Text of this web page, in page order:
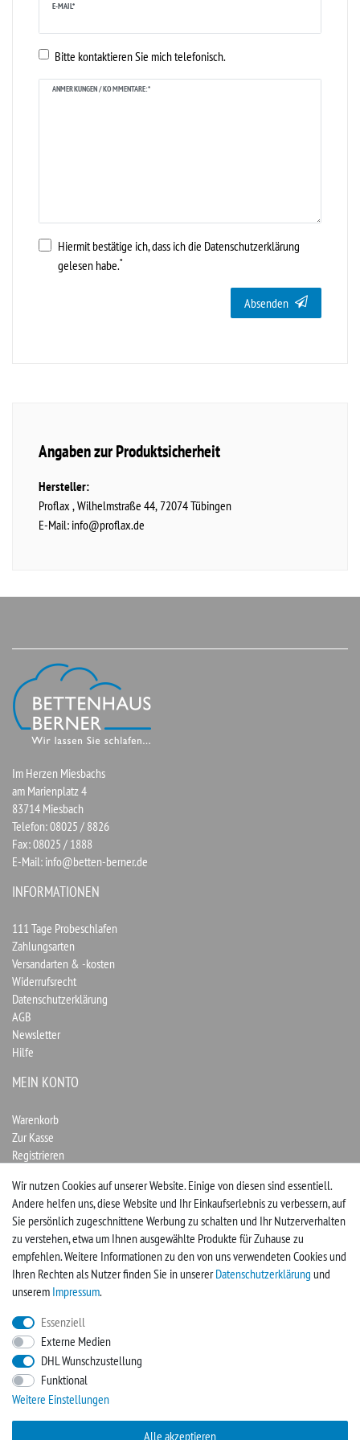
E-MAIL*
Bitte kontaktieren Sie mich telefonisch.
ANMERKUNGEN / KOMMENTARE:*
Hiermit bestätige ich, dass ich die Daten­schutz­erklärung
gelesen habe.*
Absenden
Angaben zur Produktsicherheit
Hersteller:
Proflax Wilhelmstraße 44 72074Tübingen
E-Mail: info@proflax.de
Im Herzen Miesbachs
am Marienplatz 4
83714 Miesbach
Telefon: 08025 / 8826
Fax: 08025 / 1888
E-Mail: info@betten-berner.de
INFORMATIONEN
111 Tage Probeschlafen
Zahlungsarten
Versandarten & -kosten
Widerrufsrecht
Datenschutzerklärung
AGB
Newsletter
Hilfe
MEIN KONTO
Warenkorb
Zur Kasse
Registrieren
Vertrag widerrufen
UNTERNEHMEN
Kontakt
Impressum
FACEBOOK
Werden Sie Fan und sichern sich so immer neue Angebote
Wir nutzen Cookies auf unserer Website. Einige von diesen sind essentiell.
Andere helfen uns, diese Website und Ihr Einkaufserlebnis zu verbessern, auf
Sie persönlich zugeschnittene Werbung zu schalten und Ihr Nutzerverhalten
zu verstehen, etwa um Ihnen ausgewählte Produkte für Zuhause zu
empfehlen. Weitere Informationen zu den von uns verwendeten Cookies und
Ihren Rechten als Nutzer finden Sie in unsererDaten­schutz­erklärung und
unserem Impressum.
Essenziell
Externe Medien
DHL Wunschzustellung
Funktional
Weitere Einstellungen
Alle akzeptieren